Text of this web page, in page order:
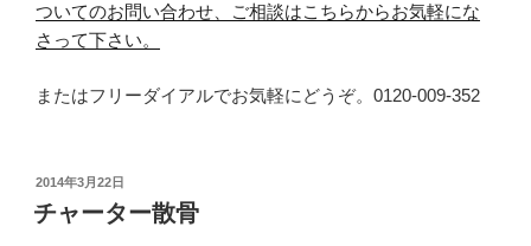
ついてのお問い合わせ、ご相談はこちらからお気軽にな
さって下さい。
またはフリーダイアルでお気軽にどうぞ。0120-009-352
投
稿
日:
2014年3月22日
チャーター散骨